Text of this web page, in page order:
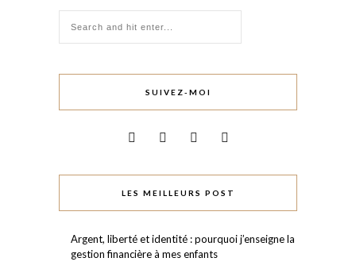
SUIVEZ-MOI
LES MEILLEURS POST
Argent, liberté et identité : pourquoi j’enseigne la
gestion financière à mes enfants